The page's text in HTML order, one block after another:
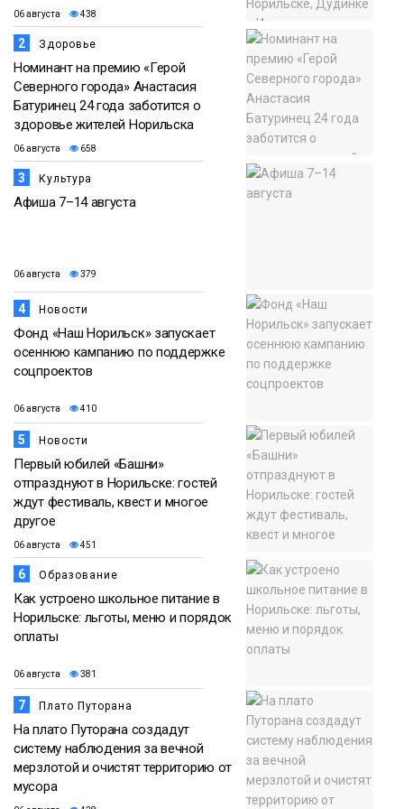
06 августа 438
2 Здоровье
Номинант на премию «Герой
Северного города» Анастасия
Батуринец 24 года заботится о
здоровье жителей Норильска
06 августа 658
3 Культура
Афиша 7–14 августа
06 августа 379
4 Новости
Фонд «Наш Норильск» запускает
осеннюю кампанию по поддержке
соцпроектов
06 августа 410
5 Новости
Первый юбилей «Башни»
отпразднуют в Норильске: гостей
ждут фестиваль, квест и многое
другое
06 августа 451
6 Образование
Как устроено школьное питание в
Норильске: льготы, меню и порядок
оплаты
06 августа 381
7 Плато Путорана
На плато Путорана создадут
систему наблюдения за вечной
мерзлотой и очистят территорию от
мусора